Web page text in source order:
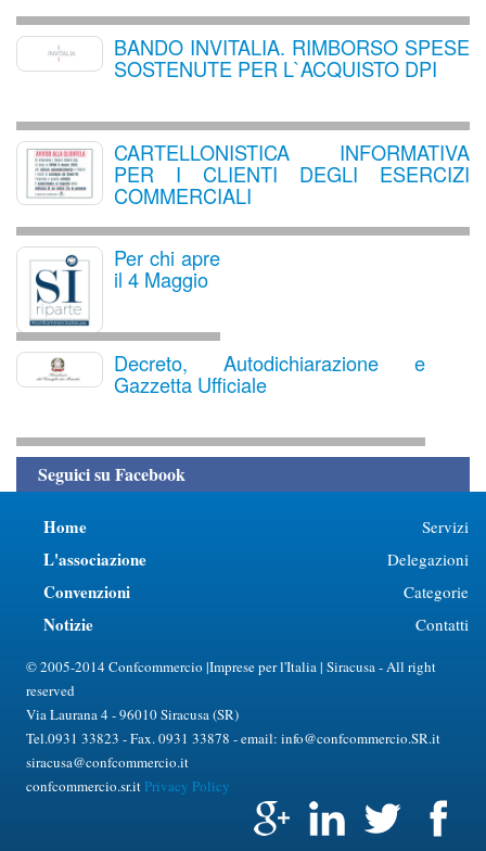
BANDO INVITALIA. RIMBORSO SPESE
SOSTENUTE PER L`ACQUISTO DPI
CARTELLONISTICA INFORMATIVA
PER I CLIENTI DEGLI ESERCIZI
COMMERCIALI
Per chi apre
il 4 Maggio
Decreto, Autodichiarazione e
Gazzetta Ufficiale
Seguici su Facebook
Home
L'associazione
Convenzioni
Notizie
Servizi
Delegazioni
Categorie
Contatti
© 2005-2014 Confcommercio |Imprese per l'Italia | Siracusa - All right
reserved
Via Laurana 4 - 96010 Siracusa (SR)
Tel.0931 33823 - Fax. 0931 33878 - email: info@confcommercio.SR.it
siracusa@confcommercio.it
confcommercio.sr.it Privacy Policy